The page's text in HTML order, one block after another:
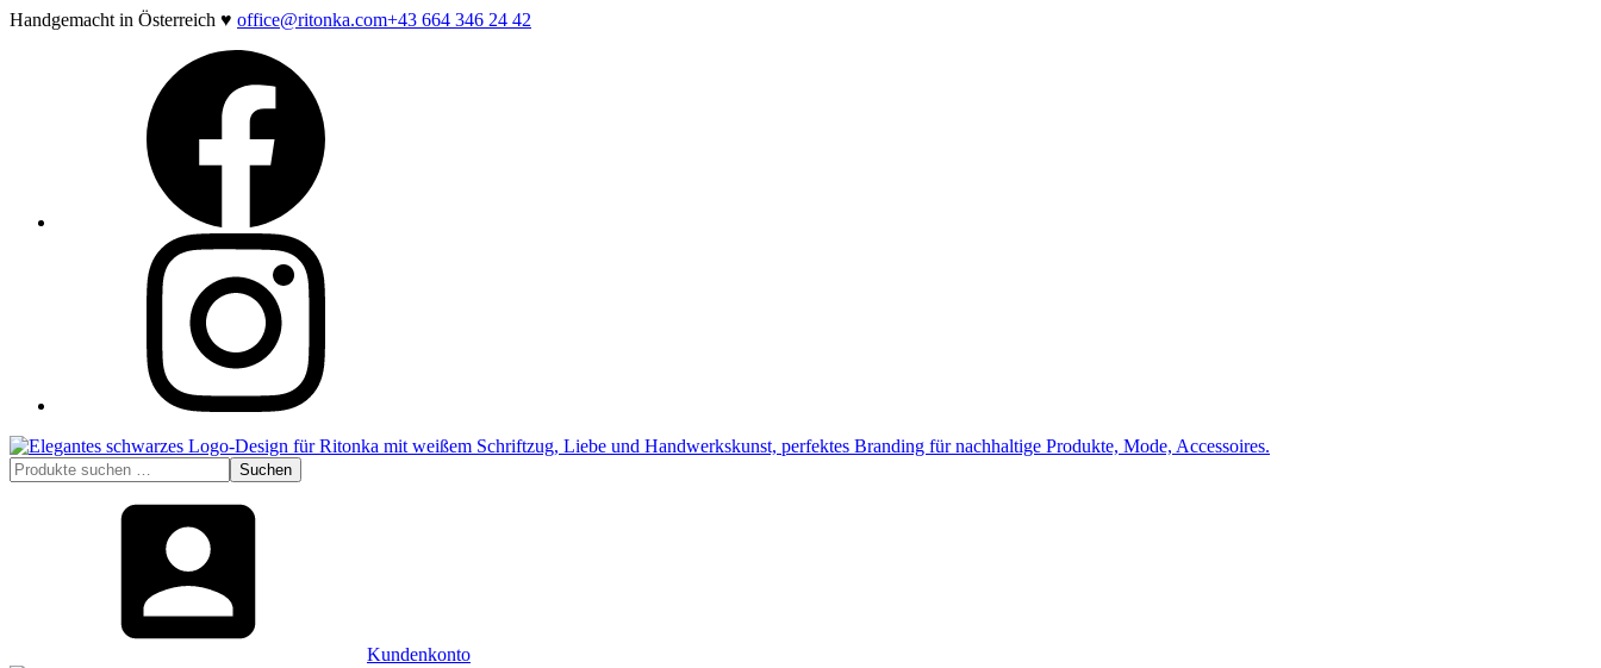
Zum
Handgemacht in Österreich ♥ office@ritonka.com+43 664 346 24 42
Suchen
nach:
Suchen
Kundenkonto